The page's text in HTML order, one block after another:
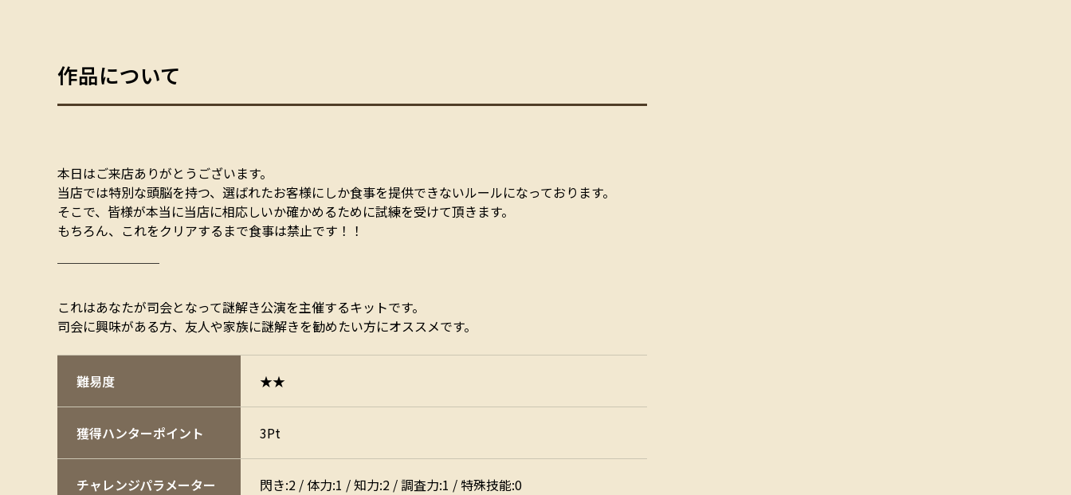
作品について
本日はご来店ありがとうございます。
当店では特別な頭脳を持つ、選ばれたお客様にしか食事を提供できないルールになっております。
そこで、皆様が本当に当店に相応しいか確かめるために試練を受けて頂きます。
もちろん、これをクリアするまで食事は禁止です！！
￣￣￣￣￣￣￣￣
これはあなたが司会となって謎解き公演を主催するキットです。
司会に興味がある方、友人や家族に謎解きを勧めたい方にオススメです。
難易度 ★★
獲得ハンターポイント 3Pt
チャレンジパラメーター 閃き:2 / 体力:1 / 知力:2 / 調査力:1 / 特殊技能:0